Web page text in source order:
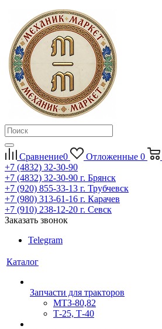
Сравнение0 Отложенные 0
+7 (4832) 32-30-90
+7 (4832) 32-30-90 г. Брянск
+7 (920) 855-33-13 г. Трубчевск
+7 (980) 313-61-16 г. Карачев
+7 (910) 238-12-20 г. Севск
Заказать звонок
Telegram
Каталог
Запчасти для тракторов
МТЗ-80,82
Т-25, Т-40